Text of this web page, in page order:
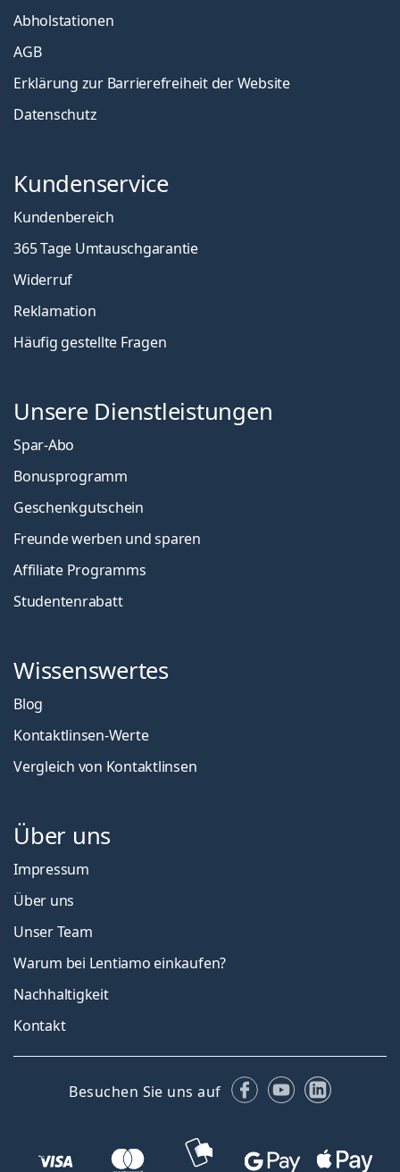
Abholstationen
AGB
Erklärung zur Barrierefreiheit der Website
Datenschutz
Kundenservice
Kundenbereich
365 Tage Umtauschgarantie
Widerruf
Reklamation
Häufig gestellte Fragen
Unsere Dienstleistungen
Spar-Abo
Bonusprogramm
Geschenkgutschein
Freunde werben und sparen
Affiliate Programms
Studentenrabatt
Wissenswertes
Blog
Kontaktlinsen-Werte
Vergleich von Kontaktlinsen
Über uns
Impressum
Über uns
Unser Team
Warum bei Lentiamo einkaufen?
Nachhaltigkeit
Kontakt
Besuchen Sie uns auf Facebook
YouTubeLinkedIn